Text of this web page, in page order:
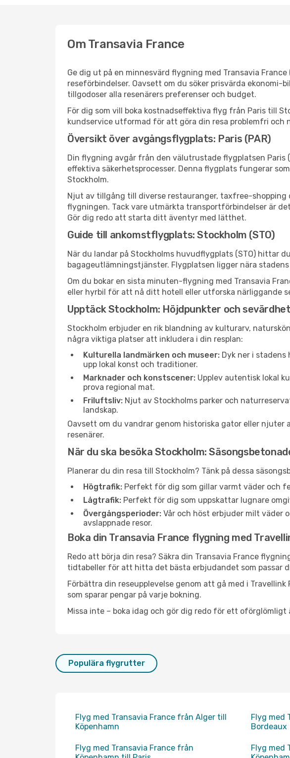
Om Transavia France
Ge dig ut på en minnesvärd flygning med Transavia
reseförbindelser. Oavsett om du söker prisvärda
tillgodoser alla resenärers preferenser och budget.
För dig som vill boka kostnadseffektiva flyg från Paris till
kundservice utformad för att göra din resa problemfri och
Översikt över avgångsflygplats: Paris (PAR)
Din flygning avgår från den välutrustade flygplatsen Paris
effektiva säkerhetsprocesser. Denna flygplats fungerar
Stockholm.
Njut av tillgång till diverse restauranger, taxfree-
flygningen. Tack vare utmärkta transportförbindelser är
Gör dig redo att starta ditt äventyr med lätthet.
Guide till ankomstflygplats: Stockholm (STO)
När du landar på Stockholms huvudflygplats (STO) hittar
bagageutlämningstjänster. Flygplatsen ligger nära
Om du bokar en sista minuten-flygning med Transavia
eller hyrbil för att nå ditt hotell eller utforska närliggande
Upptäck Stockholm: Höjdpunkter och
Stockholm erbjuder en rik blandning av kulturarv,
några viktiga platser att inkludera i din resplan:
Kulturella landmärken och museer: Dyk ner i stadens
upp lokal konst och traditioner.
Marknader och konstscener: Upplev autentisk lokal
prova regional mat.
Friluftsliv: Njut av Stockholms parker och
landskap.
Oavsett om du vandrar genom historiska gator eller
resenärer.
När du ska besöka Stockholm:
Planerar du din resa till Stockholm? Tänk på dessa
Högtrafik: Perfekt för dig som gillar varmt väder och
Lågtrafik: Perfekt för dig som uppskattar lugnare
Övergångsperioder: Vår och höst erbjuder milt väder
avslappnade resor.
Boka din Transavia France flygning med
Redo att börja din resa? Säkra din Transavia France
tidtabeller för att hitta det bästa erbjudandet som passar
Förbättra din reseupplevelse genom att gå med i
som sparar pengar på varje bokning.
Missa inte – boka idag och gör dig redo för ett
Populära flygrutter
Flyg med Transavia France från Alger till
Köpenhamn
Flyg med
Bordeaux
Flyg med Transavia France från
Flyg med